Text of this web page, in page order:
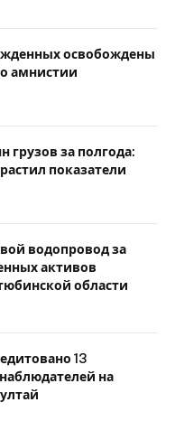
освобождены
амнистии
грузов за полгода:
показатели
водопровод за
активов
области
13
на